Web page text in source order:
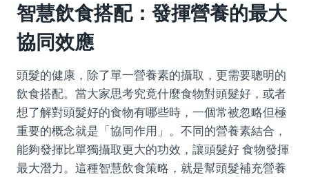
智慧飲食搭配：發揮營養的最大
協同效應
頭髮的健康，除了單一營養素的攝取，更需要聰明的
飲食搭配。當大家思考究竟什麼食物對頭髮好，或者
想了解對頭髮好的食物有哪些時，一個常被忽略但極
重要的概念就是「協同作用」。不同的營養素結合，
能夠發揮比單獨攝取更大的功效，讓頭髮好 食物發揮
最大潛力。這種智慧飲食策略，就是幫頭髮補充營養